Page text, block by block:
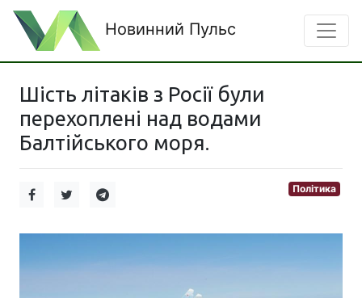
Новинний Пульс
Шість літаків з Росії були
перехоплені над водами
Балтійського моря.
Політика